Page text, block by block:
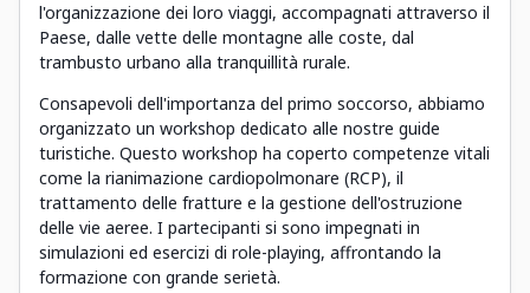
l'organizzazione dei loro viaggi, accompagnati attraverso il
Paese, dalle vette delle montagne alle coste, dal
trambusto urbano alla tranquillità rurale.
Consapevoli dell'importanza del primo soccorso, abbiamo
organizzato un workshop dedicato alle nostre guide
turistiche. Questo workshop ha coperto competenze vitali
come la rianimazione cardiopolmonare (RCP), il
trattamento delle fratture e la gestione dell'ostruzione
delle vie aeree. I partecipanti si sono impegnati in
simulazioni ed esercizi di role-playing, affrontando la
formazione con grande serietà.